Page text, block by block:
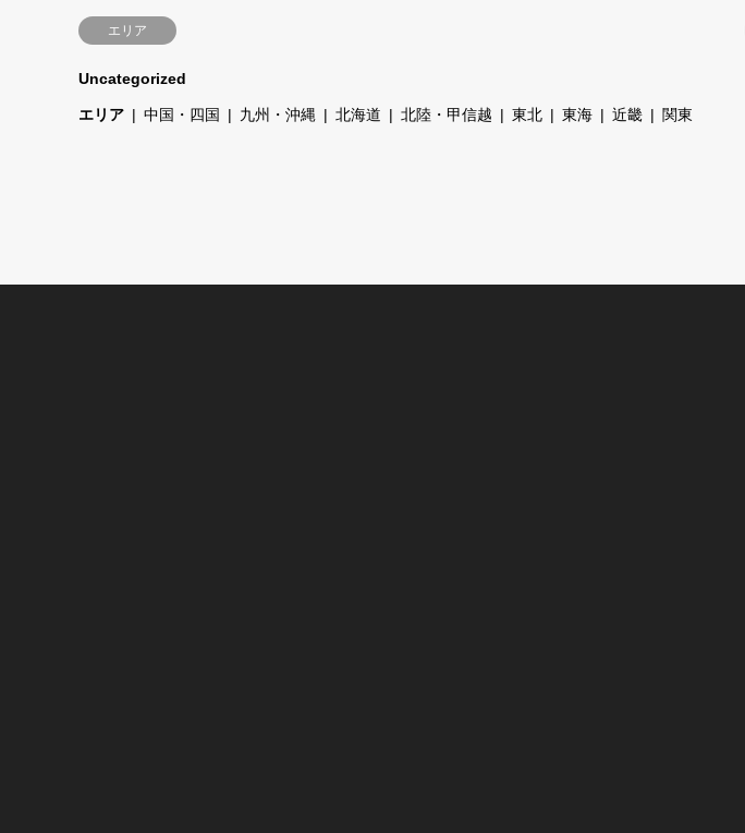
エリア
Uncategorized
エリア 中国・四国 九州・沖縄 北海道 北陸・甲信越 東北 東海 近畿 関東